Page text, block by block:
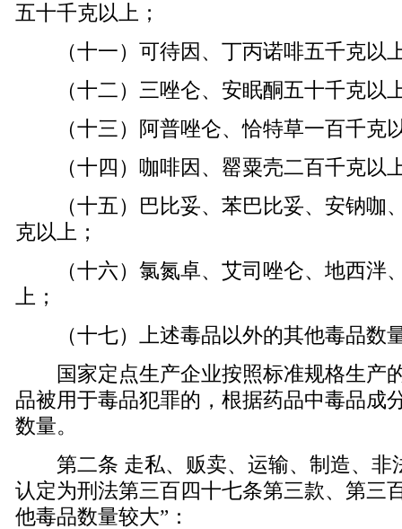
五十千克以上；
（十一）可待因、丁丙诺啡五千克以
（十二）三唑仑、安眠酮五十千克以
（十三）阿普唑仑、恰特草一百千克
（十四）咖啡因、罂粟壳二百千克以
（十五）巴比妥、苯巴比妥、安钠咖
克以上；
（十六）氯氮卓、艾司唑仑、地西泮
上；
（十七）上述毒品以外的其他毒品数
国家定点生产企业按照标准规格生产
品被用于毒品犯罪的，根据药品中毒品成
数量。
第二条 走私、贩卖、运输、制造、非
认定为刑法第三百四十七条第三款、第三
他毒品数量较大”：